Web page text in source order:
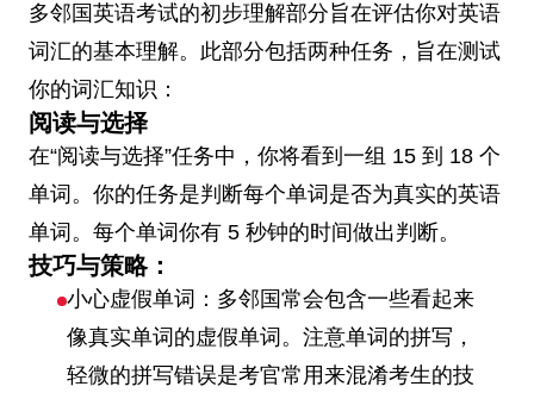
多邻国英语考试的初步理解部分旨在评估你对英语
词汇的基本理解。此部分包括两种任务，旨在测试
你的词汇知识：
阅读与选择
在“阅读与选择”任务中，你将看到一组 15 到 18 个
单词。你的任务是判断每个单词是否为真实的英语
单词。每个单词你有 5 秒钟的时间做出判断。
技巧与策略：
小心虚假单词：多邻国常会包含一些看起来
像真实单词的虚假单词。注意单词的拼写，
轻微的拼写错误是考官常用来混淆考生的技